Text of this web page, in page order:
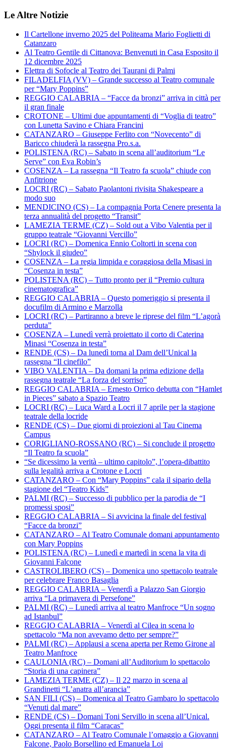
Le Altre Notizie
Il Cartellone inverno 2025 del Politeama Mario Foglietti di
Catanzaro
Al Teatro Gentile di Cittanova: Benvenuti in Casa Esposito il
12 dicembre 2025
Elettra di Sofocle al Teatro dei Taurani di Palmi
FILADELFIA (VV) – Grande successo al Teatro comunale
per “Mary Poppins”
REGGIO CALABRIA – “Facce da bronzi” arriva in città per
il gran finale
CROTONE – Ultimi due appuntamenti di “Voglia di teatro”
con Lunetta Savino e Chiara Francini
CATANZARO – Giuseppe Ferlito con “Novecento” di
Baricco chiuderà la rassegna Pro.s.a.
POLISTENA (RC) – Sabato in scena all’auditorium “Le
Serve” con Eva Robin’s
COSENZA – La rassegna “Il Teatro fa scuola” chiude con
Anfitrione
LOCRI (RC) – Sabato Paolantoni rivisita Shakespeare a
modo suo
MENDICINO (CS) – La compagnia Porta Cenere presenta la
terza annualità del progetto “Transit”
LAMEZIA TERME (CZ) – Sold out a Vibo Valentia per il
gruppo teatrale “Giovanni Vercillo”
LOCRI (RC) – Domenica Ennio Coltorti in scena con
“Shylock il giudeo”
COSENZA – La regia limpida e coraggiosa della Misasi in
“Cosenza in testa”
POLISTENA (RC) – Tutto pronto per il “Premio cultura
cinematografica”
REGGIO CALABRIA – Questo pomeriggio si presenta il
docufilm di Armino e Marzolla
LOCRI (RC) – Partiranno a breve le riprese del film “L’agorà
perduta”
COSENZA – Lunedì verrà proiettato il corto di Caterina
Minasi “Cosenza in testa”
RENDE (CS) – Da lunedì torna al Dam dell’Unical la
rassegna “Il cinefilo”
VIBO VALENTIA – Da domani la prima edizione della
rassegna teatrale “La forza del sorriso”
REGGIO CALABRIA – Ernesto Orrico debutta con “Hamlet
in Pieces” sabato a Spazio Teatro
LOCRI (RC) – Luca Ward a Locri il 7 aprile per la stagione
teatrale della locride
RENDE (CS) – Due giorni di proiezioni al Tau Cinema
Campus
CORIGLIANO-ROSSANO (RC) – Si conclude il progetto
“Il Teatro fa scuola”
“Se dicessimo la verità – ultimo capitolo”, l’opera-dibattito
sulla legalità arriva a Crotone e Locri
CATANZARO – Con “Mary Poppins” cala il sipario della
stagione del “Teatro Kids”
PALMI (RC) – Successo di pubblico per la parodia de “I
promessi sposi”
REGGIO CALABRIA – Si avvicina la finale del festival
“Facce da bronzi”
CATANZARO – Al Teatro Comunale domani appuntamento
con Mary Poppins
POLISTENA (RC) – Lunedì e martedì in scena la vita di
Giovanni Falcone
CASTROLIBERO (CS) – Domenica uno spettacolo teatrale
per celebrare Franco Basaglia
REGGIO CALABRIA – Venerdì a Palazzo San Giorgio
arriva “La primavera di Persefone”
PALMI (RC) – Lunedì arriva al teatro Manfroce “Un sogno
ad Istanbul”
REGGIO CALABRIA – Venerdì al Cilea in scena lo
spettacolo “Ma non avevamo detto per sempre?”
PALMI (RC) – Applausi a scena aperta per Remo Girone al
Teatro Manfroce
CAULONIA (RC) – Domani all’Auditorium lo spettacolo
“Storia di una capinera”
LAMEZIA TERME (CZ) – Il 22 marzo in scena al
Grandinetti “L’anatra all’arancia”
SAN FILI (CS) – Domenica al Teatro Gambaro lo spettacolo
“Venuti dal mare”
RENDE (CS) – Domani Toni Servillo in scena all’Unical.
Oggi presenta il film “Caracas”
CATANZARO – Al Teatro Comunale l’omaggio a Giovanni
Falcone, Paolo Borsellino ed Emanuela Loi